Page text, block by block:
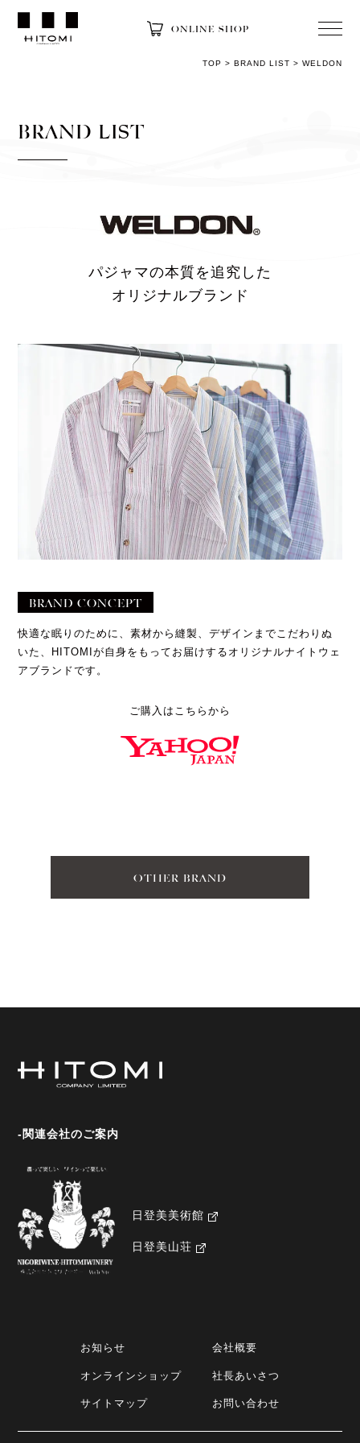
ONLINE SHOP
TOP > BRAND LIST > WELDON
BRAND LIST
パジャマの本質を追究した
オリジナルブランド
BRAND CONCEPT
快適な眠りのために、素材から縫製、デザインまでこだわりぬ
いた、HITOMIが自身をもってお届けするオリジナルナイトウェ
アブランドです。
ご購入はこちらから
OTHER BRAND
-関連会社のご案内
日登美美術館
日登美山荘
お知らせ
オンラインショップ
サイトマップ
会社概要
社長あいさつ
お問い合わせ